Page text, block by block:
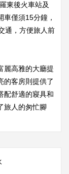
東後火車站及
僅須15分鐘，
通，方便旅人前
麗高雅的大廳提
的客房則提供了
配舒適的寢具和
旅人的匆忙腳